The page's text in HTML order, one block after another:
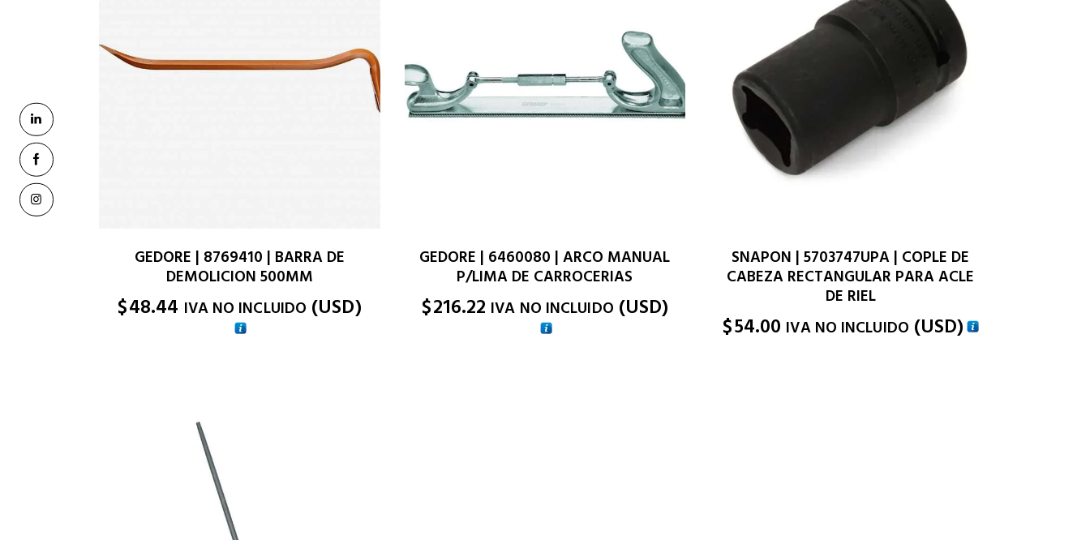
GEDORE | 8769410 | BARRA DE
DEMOLICION 500MM
$48.44 IVA NO INCLUIDO (USD)
GEDORE | 6460080 | ARCO MANUAL
P/LIMA DE CARROCERIAS
$216.22 IVA NO INCLUIDO (USD)
SNAPON | 5703747UPA | COPLE DE
CABEZA RECTANGULAR PARA ACLE
DE RIEL
$54.00 IVA NO INCLUIDO (USD)